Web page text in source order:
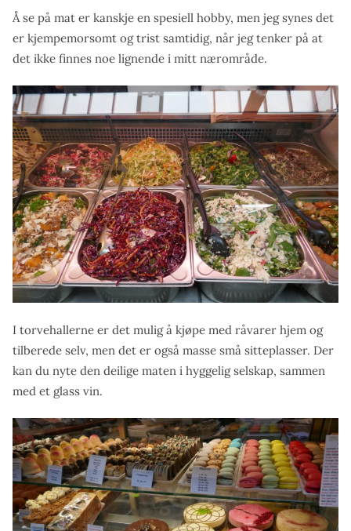
Å se på mat er kanskje en spesiell hobby, men jeg synes det
er kjempemorsomt og trist samtidig, når jeg tenker på at
det ikke finnes noe lignende i mitt nærområde.
I torvehallerne er det mulig å kjøpe med råvarer hjem og
tilberede selv, men det er også masse små sitteplasser. Der
kan du nyte den deilige maten i hyggelig selskap, sammen
med et glass vin.